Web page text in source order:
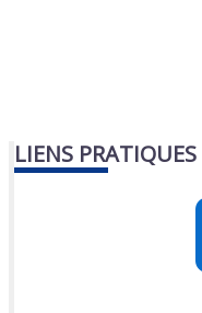
LIENS PRATIQUES